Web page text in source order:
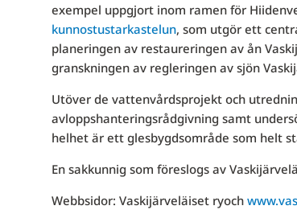
exempel uppgjort inom ramen för
kunnostustarkastelun, som utgör ett
planeringen av restaureringen av ån
granskningen av regleringen av sjön
Utöver de vattenvårdsprojekt och
avloppshanteringsrådgivning samt
helhet är ett glesbygdsområde som helt
En sakkunnig som föreslogs av
Webbsidor: Vaskijärveläiset ryoch